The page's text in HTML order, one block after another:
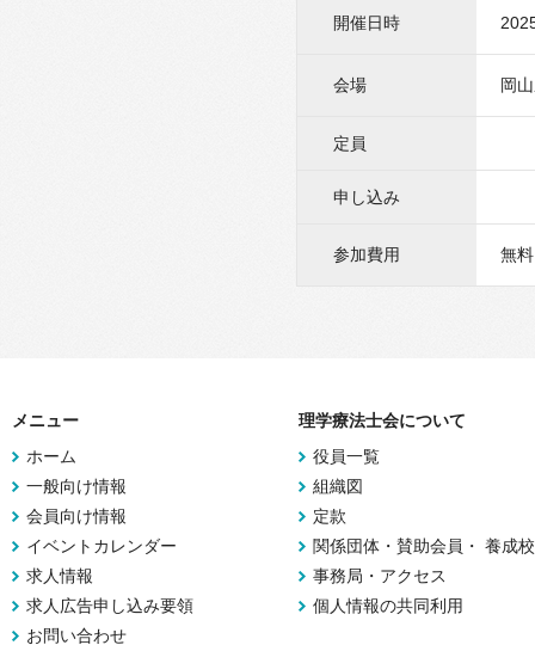
開催日時
会場 岡
定員
申し込み
参加費用 無料
メニュー
ホーム
一般向け情報
会員向け情報
イベントカレンダー
求人情報
求人広告申し込み要領
お問い合わせ
理学療法士会について
役員一覧
組織図
定款
関係団体・賛助会員・ 養成校
事務局・アクセス
個人情報の共同利用